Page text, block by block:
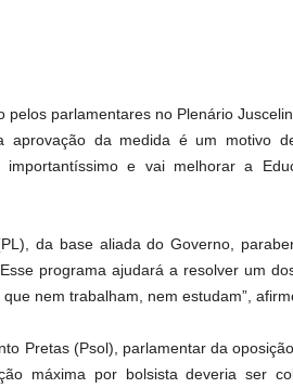
pelos parlamentares no Plenário
aprovação da medida é um motivo
importantíssimo e vai melhorar a
da base aliada do Governo,
programa ajudará a resolver um
nem trabalham, nem estudam”,
Pretas (Psol), parlamentar da
máxima por bolsista deveria ser